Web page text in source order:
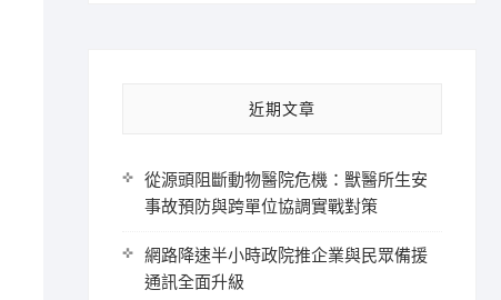
近期文章
從源頭阻斷動物醫院危機：獸醫所生安
事故預防與跨單位協調實戰對策
網路降速半小時政院推企業與民眾備援
通訊全面升級